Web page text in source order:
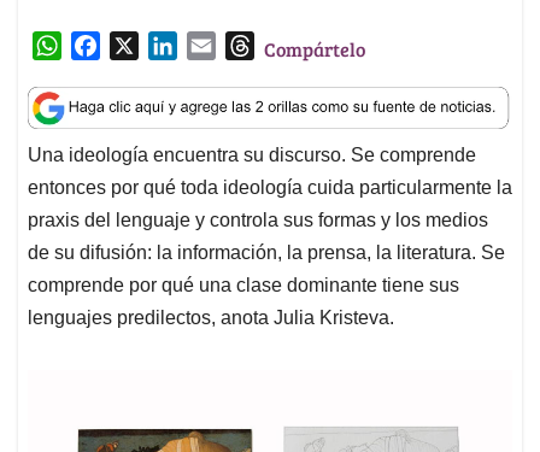
W
a
t
s
A
p
p
c
e
b
o
o
k
n
k
e
d
I
n
a
i
l
T
r
e
a
d
s
Compártelo
Una ideología encuentra su discurso. Se comprende
entonces por qué toda ideología cuida particularmente la
praxis del lenguaje y controla sus formas y los medios
de su difusión: la información, la prensa, la literatura. Se
comprende por qué una clase dominante tiene sus
lenguajes predilectos, anota Julia Kristeva.